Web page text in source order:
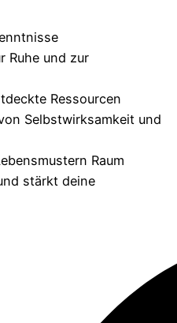
Ruhe und zur
Ressourcen
Selbstwirksamkeit und
Raum
stärkt deine